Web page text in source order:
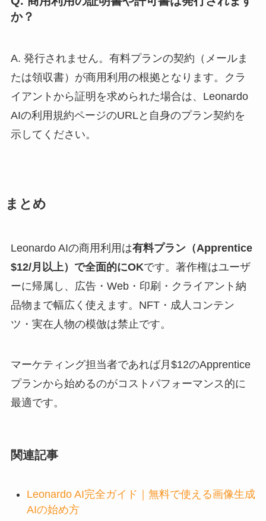
か？
A. 発行されません。有料プランの契約（メールま
たは領収書）が商用利用の根拠となります。クラ
イアントから証明を求められた場合は、Leonardo
AIの利用規約ページのURLと自身のプラン契約を
示してください。
まとめ
Leonardo AIの商用利用は有料プラン（Apprentice
$12/月以上）で全面的にOKです。著作権はユーザ
ーに帰属し、広告・Web・印刷・クライアント納
品物まで幅広く使えます。NFT・成人コンテン
ツ・実在人物の模倣は禁止です。
マーケティング担当者であれば月$12のApprentice
プランから始めるのがコストパフォーマンス的に
最適です。
関連記事
Leonardo AI完全ガイド｜無料で使える画像生成
AIの始め方